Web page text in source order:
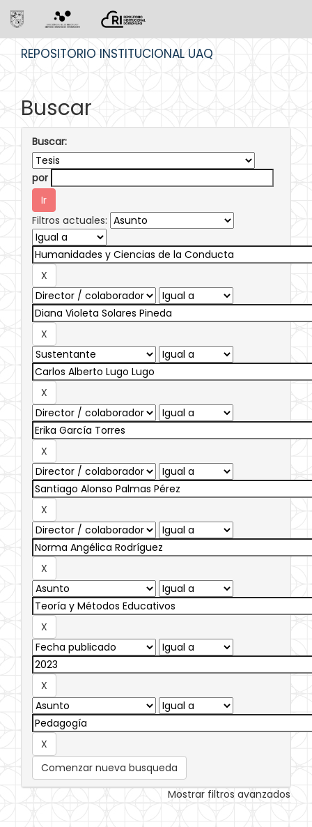
REPOSITORIO INSTITUCIONAL UAQ
Buscar
Buscar:
por
Filtros actuales:
Comenzar nueva busqueda
Mostrar filtros avanzados